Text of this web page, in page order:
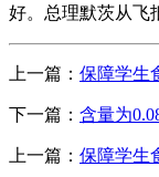
好。总理默茨从飞
上一篇： 保障学生
下一篇： 含量为
上一篇： 保障学生